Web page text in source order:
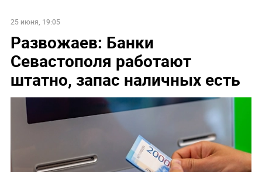
25 июня, 19:05
Развожаев: Банки
Севастополя работают
штатно, запас наличных есть